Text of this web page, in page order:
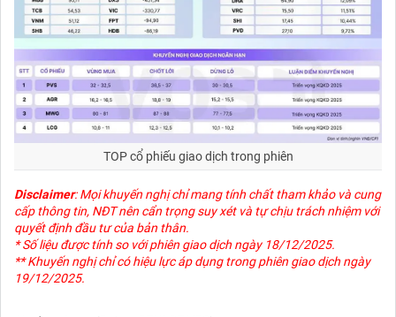
TOP cổ phiếu giao dịch trong phiên
Disclaimer: Mọi khuyến nghị chỉ mang tính chất tham khảo và cung
cấp thông tin, NĐT nên cẩn trọng suy xét và tự chịu trách nhiệm với
quyết định đầu tư của bản thân.
* Số liệu được tính so với phiên giao dịch ngày 18/12/2025.
** Khuyến nghị chỉ có hiệu lực áp dụng trong phiên giao dịch ngày
19/12/2025.